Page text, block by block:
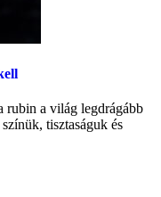
rubin a világ legdrágább
tisztaságuk és